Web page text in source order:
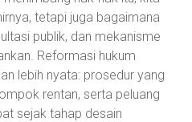
tetapi juga bagaimana
publik, dan mekanisme
Reformasi hukum
lebih nyata: prosedur yang
rentan, serta peluang
sejak tahap desain